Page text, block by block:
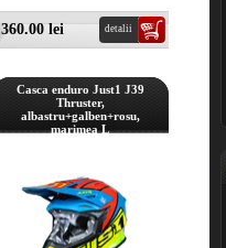
360.00 lei detalii
Casca enduro Just1 J39
Thruster,
albastru+galben+rosu,
marimea L